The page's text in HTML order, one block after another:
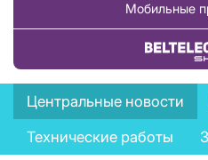
Мобильные
Купить
News
menu
Центральные новости
Технические работы